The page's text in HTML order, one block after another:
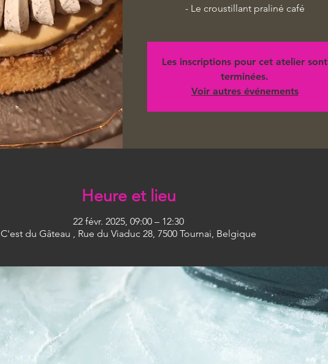
- Le croustillant praliné café
Les inscriptions pour cet atelier sont
terminées.
Voir autres événements
Heure et lieu
22 févr. 2025, 09:00 – 12:30
C'est du Gâteau , Rue du Viaduc 28, 7500 Tournai, Belgique